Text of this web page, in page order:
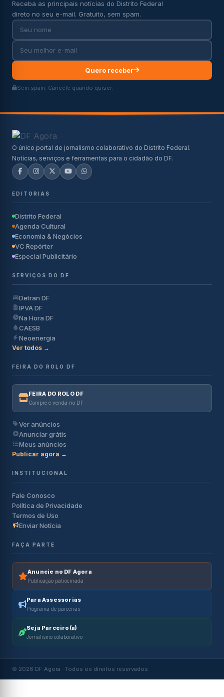
Receba as principais notícias do Distrito Federal
direto no seu e-mail. Gratuito, sem spam.
Quero receber
Sem spam. Cancele quando quiser.
O único portal de jornalismo colaborativo do Distrito Federal.
Notícias, serviços e ferramentas para o cidadão do DF.
EDITORIAS
Distrito Federal
Agenda Cultural
Economia & Negócios
VC Repórter
Especial Publicitário
SERVIÇOS DO DF
Detran DF
IPVA DF
Na Hora DF
CAESB
Neoenergia
Ver todos →
FEIRA DO ROLO DF
FEIRA DO ROLO DF
Compre e venda no DF
Ver anúncios
Anunciar grátis
Meus anúncios
Publicar agora →
INSTITUCIONAL
Fale Conosco
Política de Privacidade
Termos de Uso
Enviar Notícia
FAÇA PARTE
Anuncie no DF Agora
Publicação patrocinada
Para Assessorias
Programa de parcerias
Seja Parceiro(a)
Jornalismo colaborativo
© 2026 DF Agora · Todos os direitos reservados